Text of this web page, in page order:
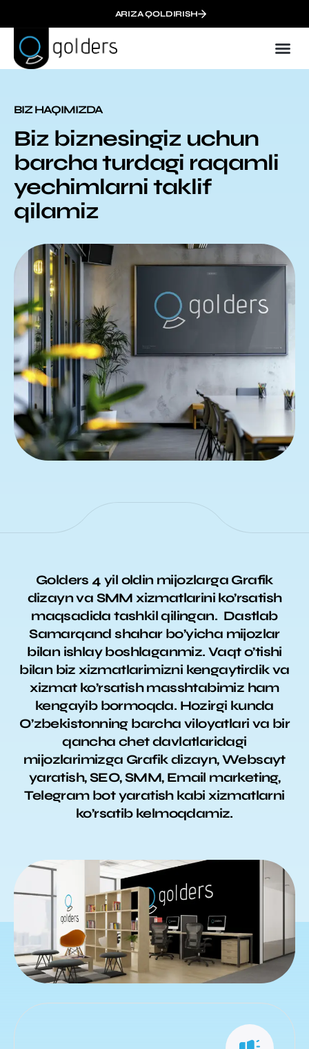
ARIZA QOLDIRISH
BIZ HAQIMIZDA
Biz biznesingiz uchun
barcha turdagi raqamli
yechimlarni taklif
qilamiz
Golders 4 yil oldin mijozlarga Grafik
dizayn va SMM xizmatlarini ko’rsatish
maqsadida tashkil qilingan. Dastlab
Samarqand shahar bo’yicha mijozlar
bilan ishlay boshlaganmiz. Vaqt o’tishi
bilan biz xizmatlarimizni kengaytirdik va
xizmat ko’rsatish masshtabimiz ham
kengayib bormoqda. Hozirgi kunda
O’zbekistonning barcha viloyatlari va bir
qancha chet davlatlaridagi
mijozlarimizga Grafik dizayn, Websayt
yaratish, SEO, SMM, Email marketing,
Telegram bot yaratish kabi xizmatlarni
ko’rsatib kelmoqdamiz.